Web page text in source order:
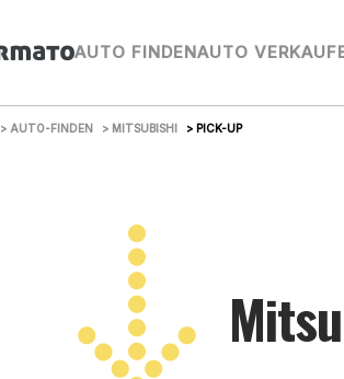
AUTO FINDENAUTO
> AUTO-FINDEN > MITSUBISHI > PICK-UP